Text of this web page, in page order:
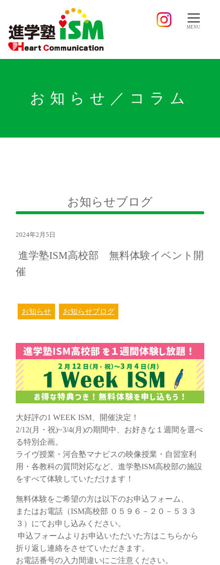
MENU
お知らせ／コラム
お知らせブログ
2024年2月5日
進学塾ISM高校部 無料体験イベント開
催
お知らせ お知らせブログ
大好評の1 WEEK ISM、開催決定！
2/12(月・祝)~3/4(月)の期間中、お好きな１週間を選べ
る特別企画。
ライヴ授業・河合塾マナビスの映像授業・自習室利
用・各教科の質問対応など、進学塾ISM高校部の施設
をすべて体験していただけます！
無料体験をご希望の方は以下のお申込フォーム、
またはお電話（ISM高校部 ０５９６－２０－５３３
３）にてお申し込みください。
申込フォームよりお申込いただいた方はこちらから
折り返し連絡をさせていただきます。
お電話番号の入力間違いにご注意ください。